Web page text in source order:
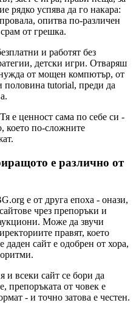
рядко успява да го накара:
опитва по-различен
от грешка.
и работят без
детски игри. Отваряш
от мощен компютър, от
половина tutorial, преди да
е ценност сама по себе си -
което по-сложните
е различно от
е от друга епоха - онази,
чрез препоръки и
Може да звучи
правят, което
даден сайт е одобрен от хора,
и всеки сайт се бори да
препоръката от човек е
- и точно затова е честен.